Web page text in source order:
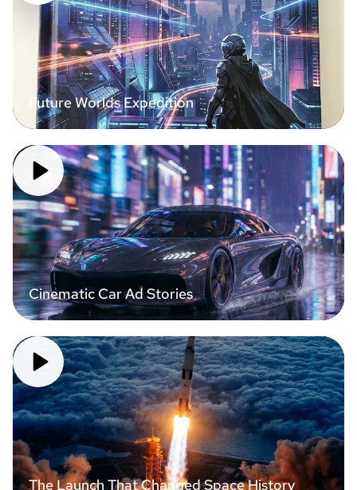
Future Worlds Expedition
Cinematic Car Ad Stories
The Launch That Changed Space History